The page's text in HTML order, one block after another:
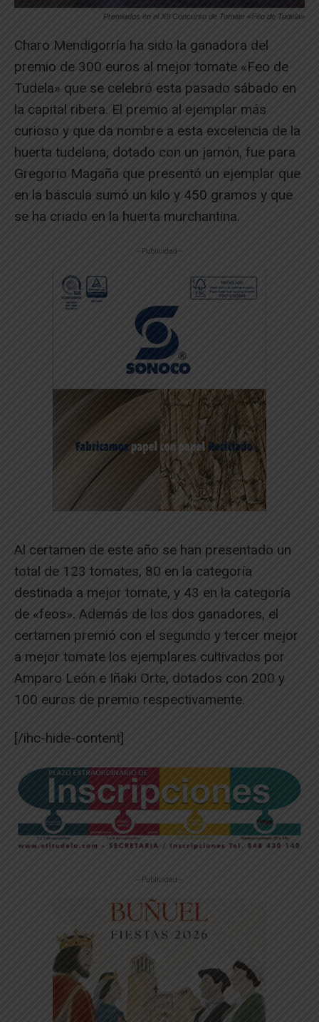
Premiados en el XII Concurso de Tomate «Feo de Tudela»
Charo Mendigorría ha sido la ganadora del
premio de 300 euros al mejor tomate «Feo de
Tudela» que se celebró esta pasado sábado en
la capital ribera. El premio al ejemplar más
curioso y que da nombre a esta excelencia de la
huerta tudelana, dotado con un jamón, fue para
Gregorio Magaña que presentó un ejemplar que
en la báscula sumó un kilo y 450 gramos y que
se ha criado en la huerta murchantina.
-- Publicidad --
Al certamen de este año se han presentado un
total de 123 tomates, 80 en la categoría
destinada a mejor tomate, y 43 en la categoría
de «feos». Además de los dos ganadores, el
certamen premió con el segundo y tercer mejor
a mejor tomate los ejemplares cultivados por
Amparo León e Iñaki Orte, dotados con 200 y
100 euros de premio respectivamente.
[/ihc-hide-content]
-- Publicidad --